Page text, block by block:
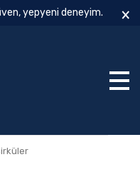
yepyeni deneyim. ×